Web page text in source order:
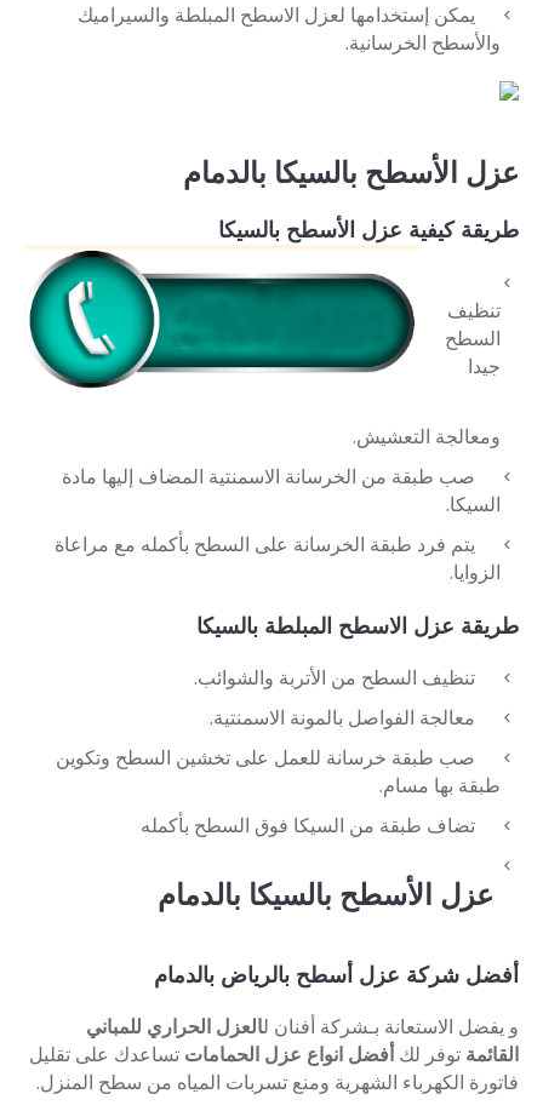
يمكن إستخدامها لعزل الاسطح المبلطة والسيراميك
والأسطح الخرسانية.
عزل الأسطح بالسيكا بالدمام
طريقة كيفية عزل الأسطح بالسيكا
تنظيف
السطح
جيدا
ومعالجة التعشيش.
صب طبقة من الخرسانة الاسمنتية المضاف إليها مادة
السيكا.
يتم فرد طبقة الخرسانة على السطح بأكمله مع مراعاة
الزوايا.
طريقة عزل الاسطح المبلطة بالسيكا
تنظيف السطح من الأتربة والشوائب.
معالجة الفواصل بالمونة الاسمنتية.
صب طبقة خرسانة للعمل على تخشين السطح وتكوين
طبقة بها مسام.
تضاف طبقة من السيكا فوق السطح بأكمله
عزل الأسطح بالسيكا بالدمام
أفضل شركة عزل أسطح بالرياض بالدمام
و يفضل الاستعانة بـشركة أفنان لالعزل الحراري للمباني
القائمة توفر لكأفضل انواع عزل الحمامات تساعدك على تقليل
فاتورة الكهرباء الشهرية ومنع تسربات المياه من سطح المنزل.